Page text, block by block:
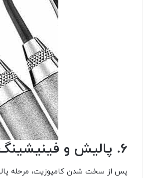
6. پالیش و فینیشینگ
پس از سخت شدن کامپوزیت، مرحله